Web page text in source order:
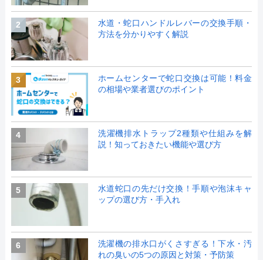
2
水道・蛇口ハンドルレバーの交換手順・
方法を分かりやすく解説
3
ホームセンターで蛇口交換は可能！料金
の相場や業者選びのポイント
4
洗濯機排水トラップ2種類や仕組みを解
説！知っておきたい機能や選び方
5
水道蛇口の先だけ交換！手順や泡沫キャ
ップの選び方・手入れ
6
洗濯機の排水口がくさすぎる！下水・汚
れの臭いの5つの原因と対策・予防策